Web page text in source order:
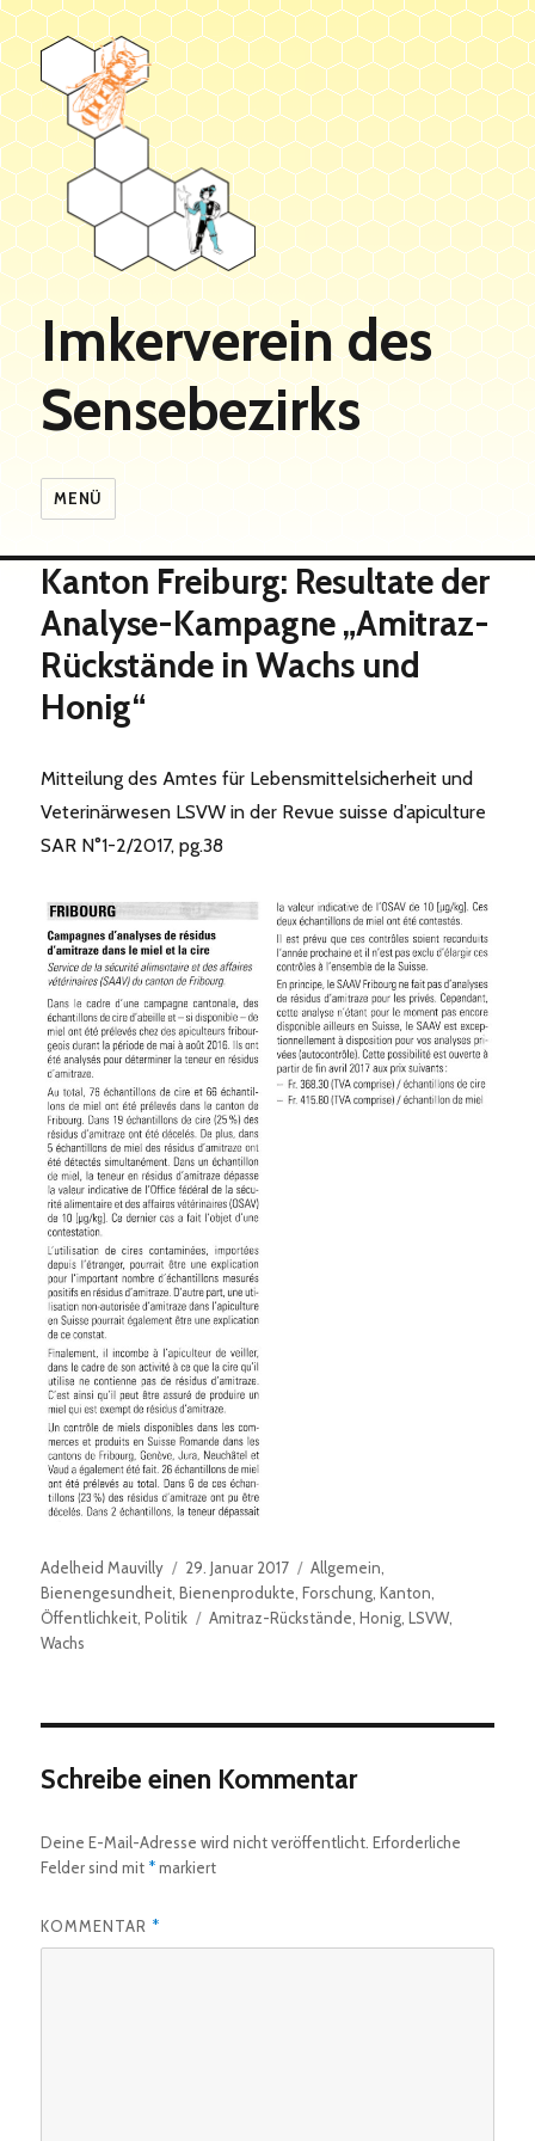
Imkerverein des
Sensebezirks
MENÜ
Kanton Freiburg: Resultate der
Analyse-Kampagne „Amitraz-
Rückstände in Wachs und
Honig“
Mitteilung des Amtes für Lebensmittelsicherheit und
Veterinärwesen LSVW in der Revue suisse d’apiculture
SAR N°1-2/2017, pg.38
Autor
Adelheid Mauvilly
Veröffentlicht
am
29. Januar 2017 Kategorien
Allgemein,
Bienengesundheit,Bienenprodukte,Forschung,Kanton,
Öffentlichkeit,Politik Schlagwörter
Amitraz-Rückstände,Honig,LSVW,
Wachs
Schreibe einen Kommentar
Deine E-Mail-Adresse wird nicht veröffentlicht. Erforderliche
Felder sind mit *markiert
KOMMENTAR *